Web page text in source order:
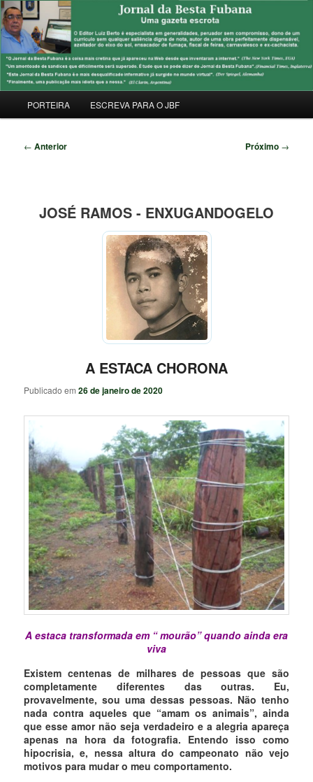
Pular
para
o
conteúdo
principalJORNAL DA BESTA FUBANA
Uma Gazeta Escrota
principal
PORTEIRA ESCREVA PARA O JBF
Navegação
← Anterior Próximo →
JOSÉ RAMOS - ENXUGANDOGELO
A ESTACA CHORONA
Publicado em26 de janeiro de 2020
A estaca transformada em “ mourão” quando ainda era
viva
Existem centenas de milhares de pessoas que são
completamente diferentes das outras. Eu,
provavelmente, sou uma dessas pessoas. Não tenho
nada contra aqueles que “amam os animais”, ainda
que esse amor não seja verdadeiro e a alegria apareça
apenas na hora da fotografia. Entendo isso como
hipocrisia, e, nessa altura do campeonato não vejo
motivos para mudar o meu comportamento.